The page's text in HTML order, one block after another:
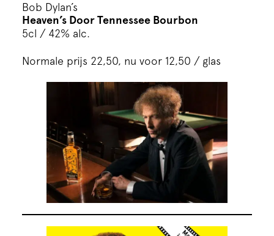
Bob Dylan’s
Heaven’s Door Tennessee Bourbon
5cl / 42% alc.
Normale prijs 22,50, nu voor 12,50 / glas